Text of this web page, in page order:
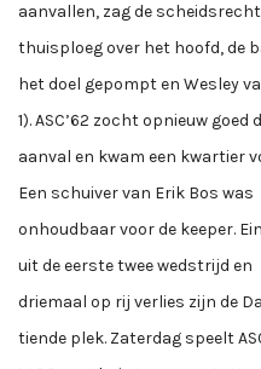
aanvallen, zag de
thuisploeg over het hoofd, de
het doel gepompt en Wesley
1). ASC’62 zocht opnieuw goed
aanval en kwam een kwartier
Een schuiver van Erik Bos was
onhoudbaar voor de keeper.
uit de eerste twee wedstrijd en
driemaal op rij verlies zijn de
tiende plek. Zaterdag speelt